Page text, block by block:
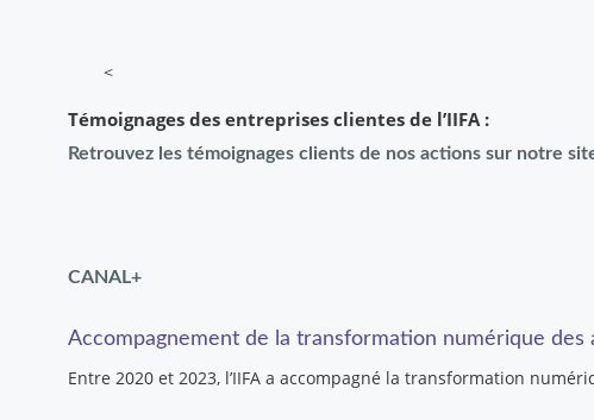
<
Témoignages des entreprises clientes de l’IIFA :
Retrouvez les témoignages clients de nos actions sur notre
CANAL+
Accompagnement de la transformation numérique
Entre 2020 et 2023, l’IIFA a accompagné la transformation